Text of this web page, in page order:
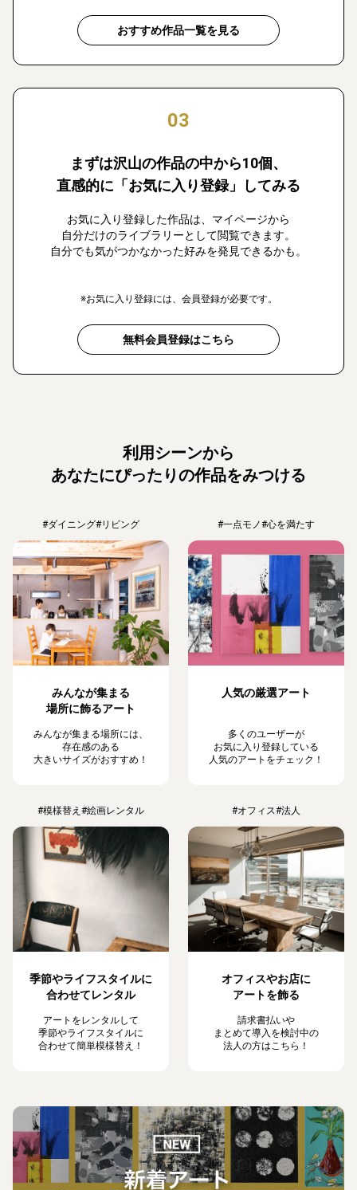
おすすめ作品一覧を見る
03
まずは沢山の作品の中から10個、
直感的に「お気に入り登録」してみる
お気に入り登録した作品は、マイページから
自分だけのライブラリーとして閲覧できます。
自分でも気がつかなかった好みを発見できるかも。
※お気に入り登録には、会員登録が必要です。
無料会員登録はこちら
利用シーンから
あなたにぴったりの作品をみつける
#ダイニング#リビング
みんなが集まる
場所に飾るアート
みんなが集まる場所には、
存在感のある
大きいサイズがおすすめ！
#一点モノ#心を満たす
人気の厳選アート
多くのユーザーが
お気に入り登録している
人気のアートをチェック！
#模様替え #絵画レンタル
季節やライフスタイルに
合わせてレンタル
アートをレンタルして
季節やライフスタイルに
合わせて簡単模様替え！
#オフィス#法人
オフィスやお店に
アートを飾る
請求書払いや
まとめて導入を検討中の
法人の方はこちら！